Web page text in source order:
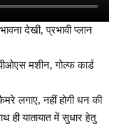
देखी, प्रभावी प्लान
मशीन, गोल्फ कार्ड
लगाए, नहीं होगी धन की
ही यातायात में सुधार हेतु